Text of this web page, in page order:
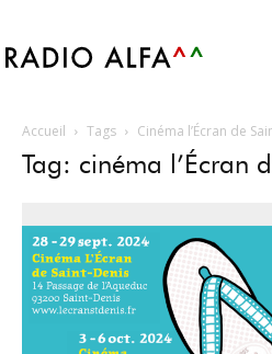
Accueil Tags Cinéma l’Écran de
Tag: cinéma l’Écran